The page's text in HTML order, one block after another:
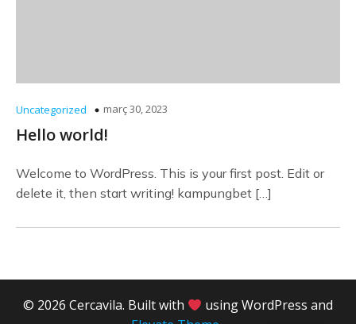
Uncategorized març 30, 2023
Hello world!
Welcome to WordPress. This is your first post. Edit or
delete it, then start writing! kampungbet […]
© 2026 Cercavila. Built with
using WordPress and